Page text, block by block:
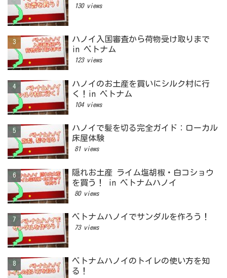
130 views
ハノイ入国審査から荷物受け取りまで
in ベトナム
123 views
ハノイのお土産を買いにシルク村に行
く！in ベトナム
104 views
ハノイで髪を切る完全ガイド：ローカル
床屋体験
81 views
隠れお土産 ライム塩胡椒・白コショウ
を買う！ in ベトナムハノイ
80 views
ベトナムハノイでサンダルを作ろう！
73 views
ベトナムハノイのトイレの使い方を知
る！